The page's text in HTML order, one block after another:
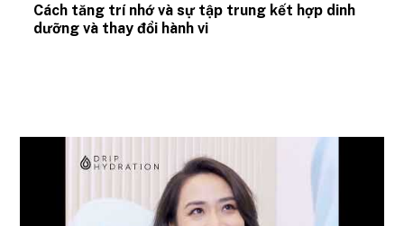
Cách tăng trí nhớ và sự tập trung kết hợp dinh
dưỡng và thay đổi hành vi